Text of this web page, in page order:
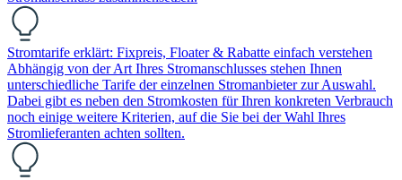
Stromtarife erklärt: Fixpreis, Floater & Rabatte einfach verstehen
Abhängig von der Art Ihres Stromanschlusses stehen Ihnen
unterschiedliche Tarife der einzelnen Stromanbieter zur Auswahl.
Dabei gibt es neben den Stromkosten für Ihren konkreten Verbrauch
noch einige weitere Kriterien, auf die Sie bei der Wahl Ihres
Stromlieferanten achten sollten.